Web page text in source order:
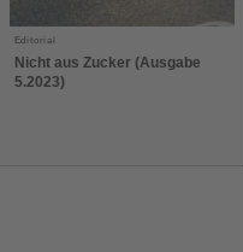
Editorial
Nicht aus Zucker (Ausgabe
5.2023)